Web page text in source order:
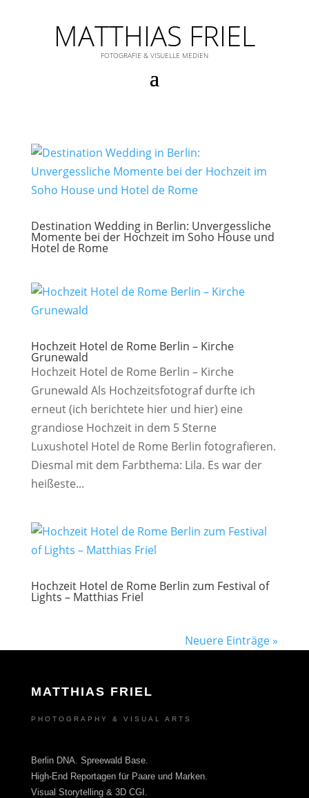
MATTHIAS FRIEL
FOTOGRAFIE & VISUELLE MEDIEN
Destination Wedding in Berlin: Unvergessliche
Momente bei der Hochzeit im Soho House und
Hotel de Rome
Hochzeit Hotel de Rome Berlin – Kirche
Grunewald
Hochzeit Hotel de Rome Berlin – Kirche
Grunewald Als Hochzeitsfotograf durfte ich
erneut (ich berichtete hier und hier) eine
grandiose Hochzeit in dem 5 Sterne
Luxushotel Hotel de Rome Berlin fotografieren.
Diesmal mit dem Farbthema: Lila. Es war der
heißeste...
Hochzeit Hotel de Rome Berlin zum Festival of
Lights – Matthias Friel
Neuere Einträge »
MATTHIAS FRIEL
PHOTOGRAPHY & VISUAL ARTS
Berlin DNA. Spreewald Base.
High-End Reportagen für Paare und Marken.
Visual Storytelling & 3D CGI.